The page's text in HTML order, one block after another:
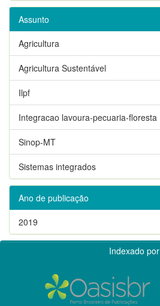
Assunto
Agricultura
Agricultura Sustentável
Ilpf
Integracao lavoura-pecuaria-floresta
Sinop-MT
Sistemas integrados
Ano de publicação
2019
Indexado por